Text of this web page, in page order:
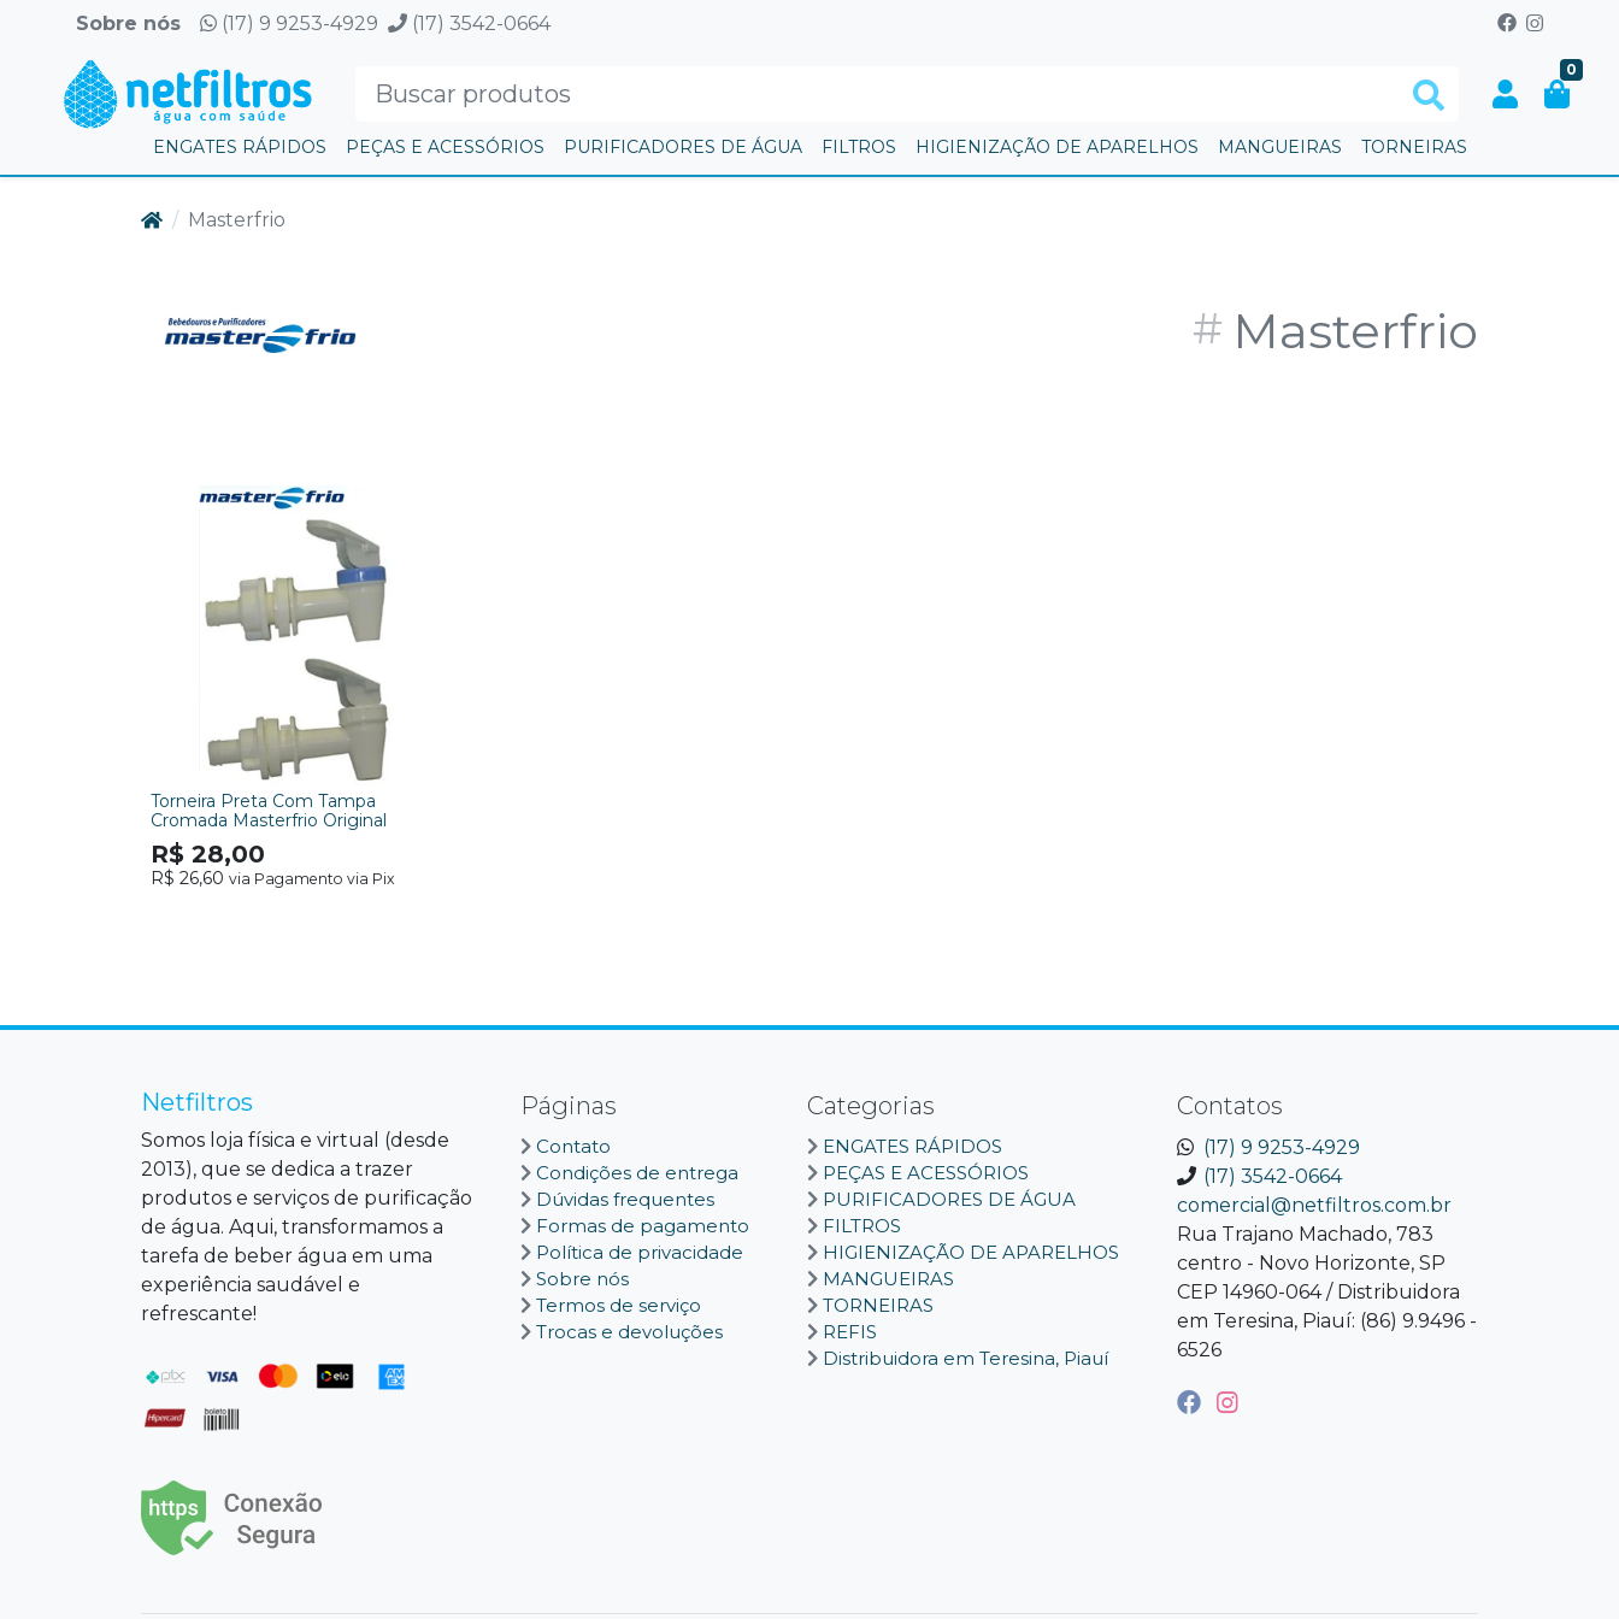
Sobre nós (17) 9 9253-4929 (17) 3542-0664
0
ENGATES RÁPIDOS PEÇAS E ACESSÓRIOS PURIFICADORES DE ÁGUA FILTROS HIGIENIZAÇÃO DE APARELHOS MANGUEIRAS TORNEIRAS
Masterfrio
Masterfrio
Torneira Preta Com Tampa
Cromada Masterfrio Original
R$ 28,00
R$ 26,60 via Pagamento via Pix
Contatos
(17) 9 9253-4929
(17) 3542-0664
comercial@netfiltros.com.br
Rua Trajano Machado, 783
centro - Novo Horizonte, SP
CEP 14960-064 / Distribuidora
em Teresina, Piauí: (86) 9.9496 -
6526
Páginas
Contato
Condições de entrega
Dúvidas frequentes
Formas de pagamento
Política de privacidade
Sobre nós
Termos de serviço
Trocas e devoluções
Categorias
ENGATES RÁPIDOS
PEÇAS E ACESSÓRIOS
PURIFICADORES DE ÁGUA
FILTROS
HIGIENIZAÇÃO DE APARELHOS
MANGUEIRAS
TORNEIRAS
REFIS
Distribuidora em Teresina, Piauí
Netfiltros
Somos loja física e virtual (desde
2013), que se dedica a trazer
produtos e serviços de purificação
de água. Aqui, transformamos a
tarefa de beber água em uma
experiência saudável e
refrescante!